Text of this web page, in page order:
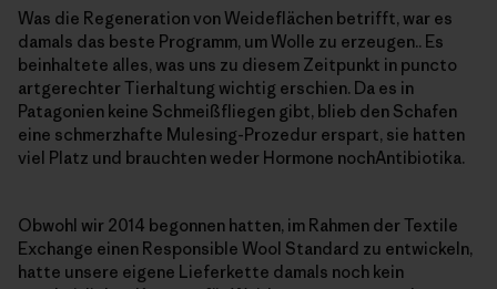
Was die Regeneration von Weideflächen betrifft, war es
damals das beste Programm, um Wolle zu erzeugen.. Es
beinhaltete alles, was uns zu diesem Zeitpunkt in puncto
artgerechter Tierhaltung wichtig erschien. Da es in
Patagonien keine Schmeißfliegen gibt, blieb den Schafen
eine schmerzhafte Mulesing-Prozedur erspart, sie hatten
viel Platz und brauchten weder Hormone nochAntibiotika.
Obwohl wir 2014 begonnen hatten, im Rahmen der Textile
Exchange einen Responsible Wool Standard zu entwickeln,
hatte unsere eigene Lieferkette damals noch kein